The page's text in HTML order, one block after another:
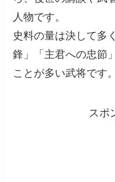
人物です。
史料の量は決して多
鋒」「主君への忠節
ことが多い武将です。
スポ